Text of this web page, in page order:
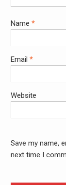
Name *
Email *
Website
Save my name,
next time I